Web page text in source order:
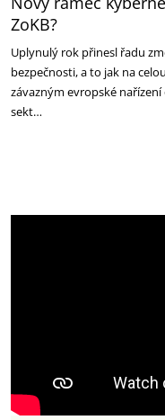
ZoKB?
Uplynulý rok přinesl řadu
bezpečnosti, a to jak na
závazným evropské
sekt…